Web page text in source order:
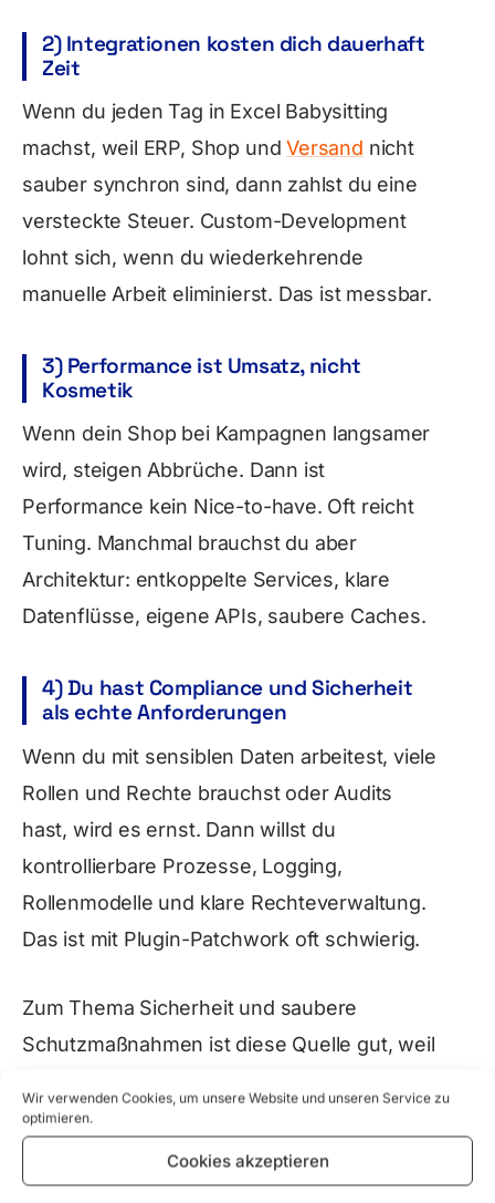
Wir verwenden Cookies, um unsere Website und unseren Service zu
optimieren.
Cookies akzeptieren
2) Integrationen kosten dich dauerhaft
Zeit
Wenn du jeden Tag in Excel Babysitting
machst, weil ERP, Shop undVersand nicht
sauber synchron sind, dann zahlst du eine
versteckte Steuer. Custom-Development
lohnt sich, wenn du wiederkehrende
manuelle Arbeit eliminierst. Das ist messbar.
3) Performance ist Umsatz, nicht
Kosmetik
Wenn dein Shop bei Kampagnen langsamer
wird, steigen Abbrüche. Dann ist
Performance kein Nice-to-have. Oft reicht
Tuning. Manchmal brauchst du aber
Architektur: entkoppelte Services, klare
Datenflüsse, eigene APIs, saubere Caches.
4) Du hast Compliance und Sicherheit
als echte Anforderungen
Wenn du mit sensiblen Daten arbeitest, viele
Rollen und Rechte brauchst oder Audits
hast, wird es ernst. Dann willst du
kontrollierbare Prozesse, Logging,
Rollenmodelle und klare Rechteverwaltung.
Das ist mit Plugin-Patchwork oft schwierig.
Zum Thema Sicherheit und saubere
Schutzmaßnahmen ist diese Quelle gut, weil
Empfehlungen für Unternehmen zur IT-
.